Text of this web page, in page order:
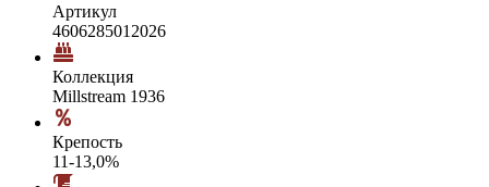
Артикул
4606285012026
Коллекция
Millstream 1936
Крепость
11-13,0%